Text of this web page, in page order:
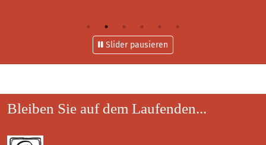
Slider pausieren
Bleiben Sie auf dem Laufenden...